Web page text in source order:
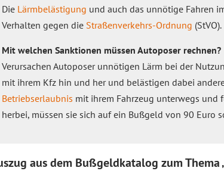
Die Lärmbelästigung und auch das unnötige Fahren
Verhalten gegen die Straßenverkehrs-Ordnung (StVO).
Mit welchen Sanktionen müssen Autoposer rechnen?
Verursachen Autoposer unnötigen Lärm bei der
mit ihrem Kfz hin und her und belästigen dabei
Betriebserlaubnis mit ihrem Fahrzeug unterwegs und
herbei, müssen sie sich auf ein Bußgeld von 90 Euro
aus dem Bußgeldkatalog zum Thema